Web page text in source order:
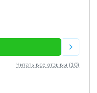
Читать все отзывы (10)